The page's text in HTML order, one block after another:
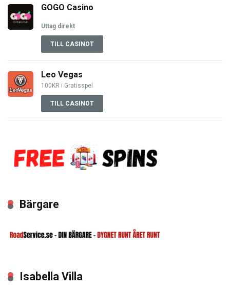
GOGO Casino
Uttag direkt
TILL CASINOT
Leo Vegas
100KR i Gratisspel
TILL CASINOT
Bärgare
Isabella Villa